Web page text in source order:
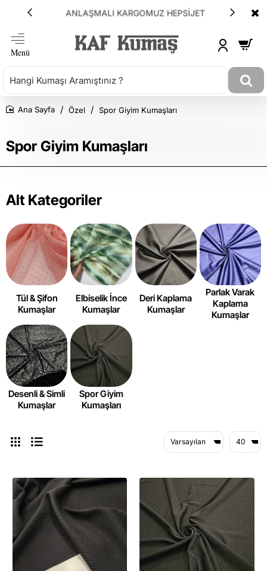
ANLAŞMALI KARGOMUZ HEPSİJET
Spor Giyim Kumaşları
Özel Spor Giyim Kumaşları
Alt Kategoriler
Tül & Şifon
Kumaşlar
Elbiselik İnce
Kumaşlar
Deri Kaplama
Kumaşlar
Parlak Varak
Kaplama
Kumaşlar
Desenli & Simli
Kumaşlar
Spor Giyim
Kumaşları